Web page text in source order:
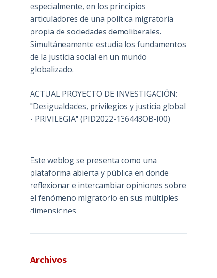
especialmente, en los principios
articuladores de una política migratoria
propia de sociedades demoliberales.
Simultáneamente estudia los fundamentos
de la justicia social en un mundo
globalizado.
ACTUAL PROYECTO DE INVESTIGACIÓN:
"Desigualdades, privilegios y justicia global
- PRIVILEGIA" (PID2022-136448OB-I00)
Este weblog se presenta como una
plataforma abierta y pública en donde
reflexionar e intercambiar opiniones sobre
el fenómeno migratorio en sus múltiples
dimensiones.
Archivos